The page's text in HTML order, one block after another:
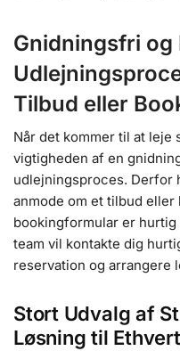
Gnidningsfri og
Tilbud eller
Når det kommer til at leje
vigtigheden af ​​en
udlejningsproces. Derfor
anmode om et tilbud
bookingformular er
team vil kontakte dig
reservation og arrangere
Stort Udvalg af
Løsning til